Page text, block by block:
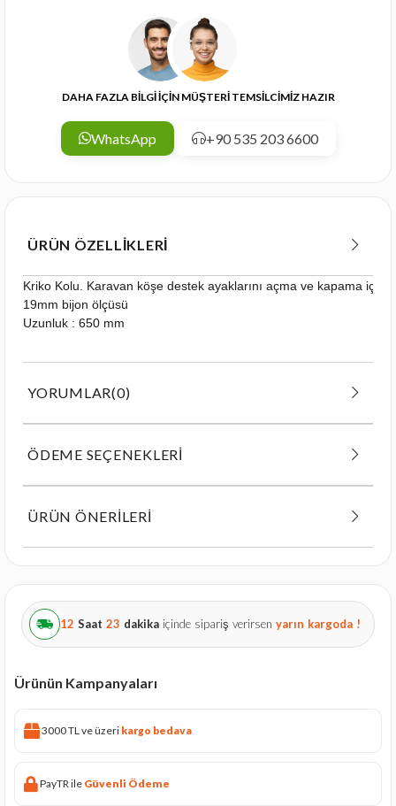
DAHA FAZLA BİLGİ İÇİN MÜŞTERİ TEMSİLCİMİZ HAZIR
WhatsApp +90 535 203 6600
ÜRÜN ÖZELLIKLERI
Kriko Kolu. Karavan köşe destek ayaklarını açma ve kapama için
19mm bijon ölçüsü
Uzunluk : 650 mm
YORUMLAR(0)
ÖDEME SEÇENEKLERI
ÜRÜN ÖNERILERI
12 Saat 23 dakika içinde sipariş verirsen yarın kargoda !
Ürünün Kampanyaları
3000 TL ve üzeri kargo bedava
PayTR ile Güvenli Ödeme